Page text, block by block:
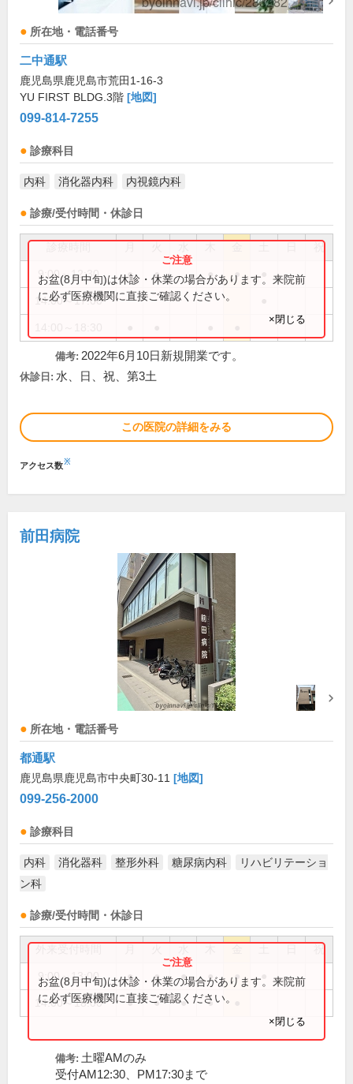
所在地・電話番号
二中通駅
鹿児島県鹿児島市荒田1-16-3
YU FIRST BLDG.3階 [地図]
099-814-7255
診療科目
内科 消化器内科 内視鏡内科
診療/受付時間・休診日
祝
9:00～12:30 ● ● ● ●
14:00～17:00
お盆(8月中旬)は休診・休業の場合があります。来院前
に必ず医療機関に直接ご確認ください。
×閉じる
備考: 2022年6月10日新規開業です。
休診日: 水、日、祝、第3土
この医院の詳細をみる
アクセス数※
前田病院
所在地・電話番号
都通駅
鹿児島県鹿児島市中央町30-11 [地図]
099-256-2000
診療科目
内科 消化器科 整形外科 糖尿病内科
リハビリテーショ
ン科
診療/受付時間・休診日
祝
9:00～13:00 ● ● ● ● ●
14:00～18:00 ● ● ● ●
お盆(8月中旬)は休診・休業の場合があります。来院前
に必ず医療機関に直接ご確認ください。
×閉じる
備考: 土曜AMのみ
受付AM12:30、PM17:30まで